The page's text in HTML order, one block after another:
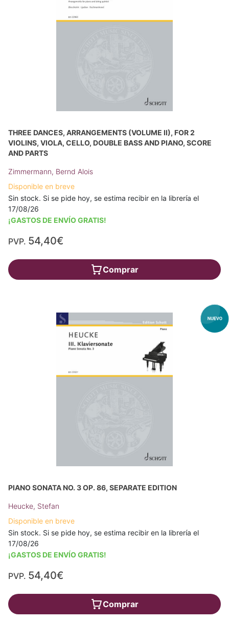
THREE DANCES, ARRANGEMENTS (VOLUME II), FOR 2
VIOLINS, VIOLA, CELLO, DOUBLE BASS AND PIANO, SCORE
AND PARTS
Zimmermann, Bernd Alois
Disponible en breve
Sin stock. Si se pide hoy, se estima recibir en la librería el
17/08/26
¡GASTOS DE ENVÍO GRATIS!
PVP. 54,40€
Comprar
PIANO SONATA NO. 3 OP. 86, SEPARATE EDITION
Heucke, Stefan
Disponible en breve
Sin stock. Si se pide hoy, se estima recibir en la librería el
17/08/26
¡GASTOS DE ENVÍO GRATIS!
PVP. 54,40€
Comprar